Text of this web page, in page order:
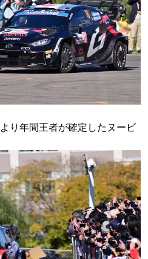
り年間王者が確定したヌービ